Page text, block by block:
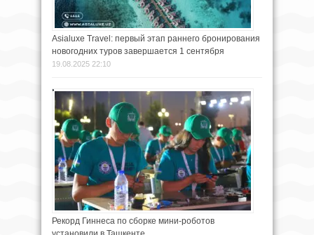
Asialuxe Travel: первый этап раннего бронирования
новогодних туров завершается 1 сентября
19.08.2025 22:10
Рекорд Гиннеса по сборке мини-роботов